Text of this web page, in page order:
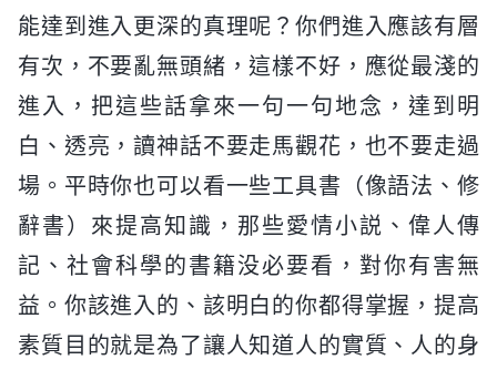
能達到進入更深的真理呢？你們進入應該有層
有次，不要亂無頭緒，這樣不好，應從最淺的
進入，把這些話拿來一句一句地念，達到明
白、透亮，讀神話不要走馬觀花，也不要走過
場。平時你也可以看一些工具書（像語法、修
辭書）來提高知識，那些愛情小説、偉人傳
記、社會科學的書籍没必要看，對你有害無
益。你該進入的、該明白的你都得掌握，提高
素質目的就是為了讓人知道人的實質、人的身